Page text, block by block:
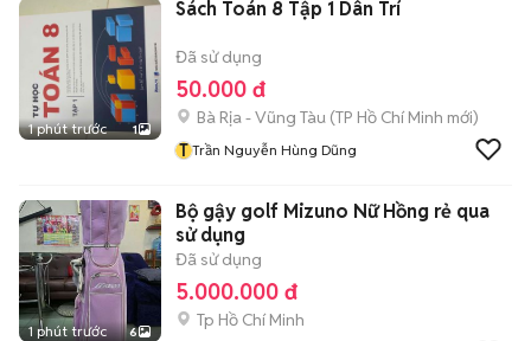
1 phút trước 1
Sách Toán 8 Tập 1 Dân Trí
Đã sử dụng
50.000 đ
Bà Rịa - Vũng Tàu (TP Hồ Chí Minh mới)
T Trần Nguyễn Hùng Dũng
1 phút trước 6
Bộ gậy golf Mizuno Nữ Hồng rẻ qua
sử dụng
Đã sử dụng
5.000.000 đ
Tp Hồ Chí Minh